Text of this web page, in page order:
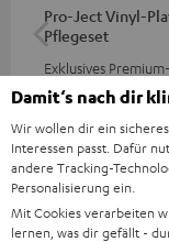
Pro-Ject Vinyl-
Pflegeset
Exklusives
von Pro-Ject für
und - spieler, nur im
Webshop erhältlich
39, €
Damit‘s nach dir
Wir wollen dir ein
Interessen passt. Dafür
andere Tracking-
Personalisierung ein.
Mit Cookies verarbeiten
lernen, was dir gefällt -